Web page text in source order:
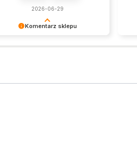
Komentarz sklepu
2026-06-29